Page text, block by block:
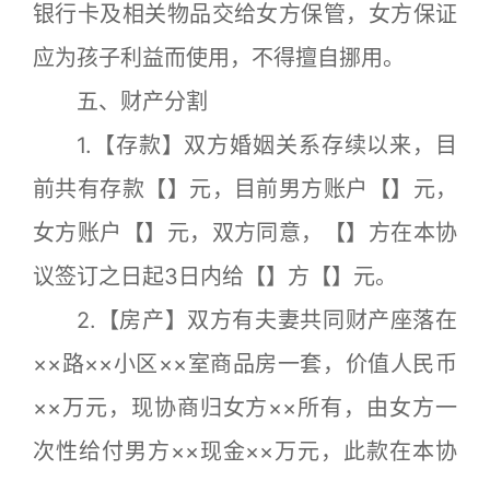
银行卡及相关物品交给女方保管，女方保证
应为孩子利益而使用，不得擅自挪用。
五、财产分割
1.【存款】双方婚姻关系存续以来，目
前共有存款【】元，目前男方账户【】元，
女方账户【】元，双方同意，【】方在本协
议签订之日起3日内给【】方【】元。
2.【房产】双方有夫妻共同财产座落在
××路××小区××室商品房一套，价值人民币
××万元，现协商归女方××所有，由女方一
次性给付男方××现金××万元，此款在本协